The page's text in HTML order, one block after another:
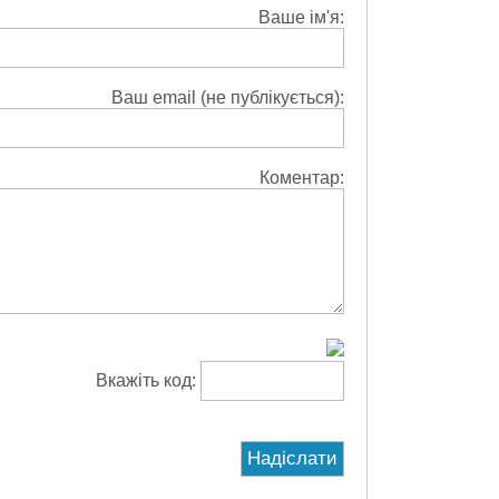
Ваше ім'я:
Ваш email (не публікується):
Коментар:
Вкажіть код: